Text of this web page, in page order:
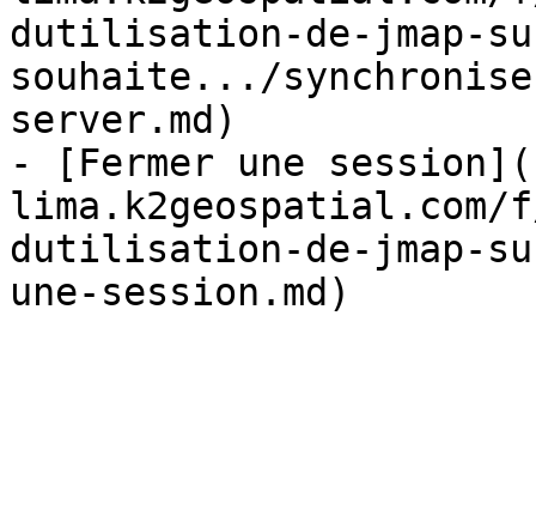
dutilisation-de-jmap-
souhaite.../
server.md)
- [Fermer une
dutilisation-de-jmap-